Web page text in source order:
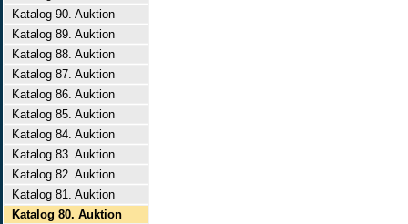
Katalog 90. Auktion
Katalog 89. Auktion
Katalog 88. Auktion
Katalog 87. Auktion
Katalog 86. Auktion
Katalog 85. Auktion
Katalog 84. Auktion
Katalog 83. Auktion
Katalog 82. Auktion
Katalog 81. Auktion
Katalog 80. Auktion